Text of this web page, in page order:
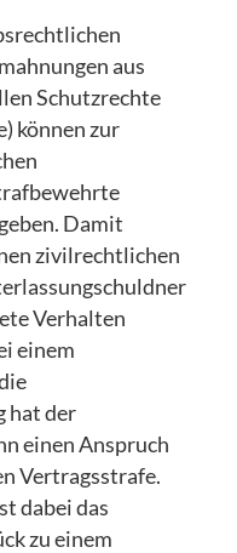
aus
Schutzrechte
können zur
Damit
zivilrechtlichen
Verhalten
einem
hat der
einen Anspruch
Vertragsstrafe.
dabei das
zu einem